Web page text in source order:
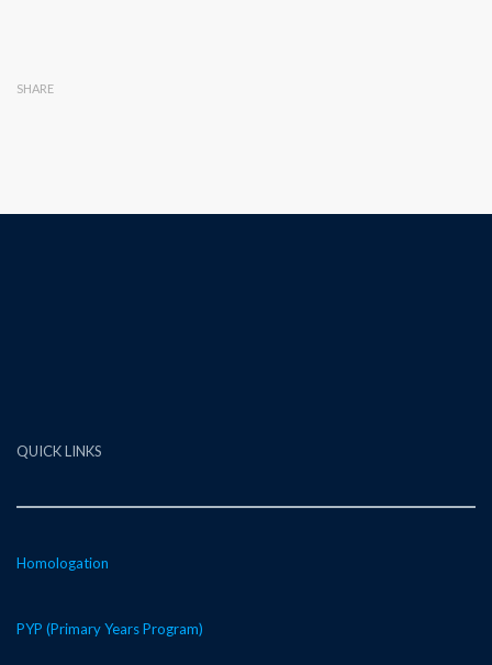
SHARE
QUICK LINKS
Homologation
PYP (Primary Years Program)